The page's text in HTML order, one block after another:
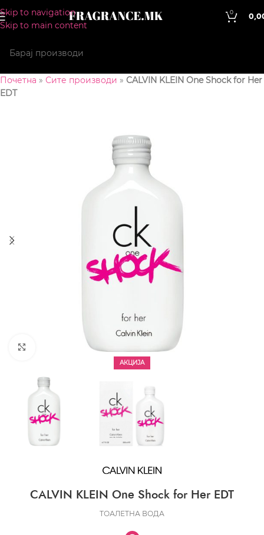
Skip to navigation
Skip to main content
0
Почетна » Сите производи » CALVIN KLEIN One Shock for Her
EDT
АКЦИЈА
CLICK TO ENLARGE
CALVIN KLEIN One Shock for Her EDT
ТОАЛЕТНА ВОДА